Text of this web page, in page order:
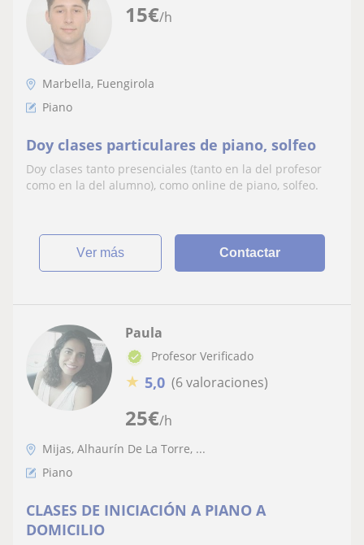
15€/h
Marbella, Fuengirola
Piano
Doy clases particulares de piano, solfeo
Doy clases tanto presenciales (tanto en la del profesor
como en la del alumno), como online de piano, solfeo.
ver más Contactar
25€/h
Paula
Profesor Verificado
★ 5,0 (6 valoraciones)
Mijas, Alhaurín De La Torre, ...
Piano
CLASES DE INICIACIÓN A PIANO A
DOMICILIO